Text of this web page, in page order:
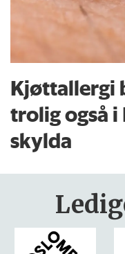
Kjøttallergi
trolig også i
skylda